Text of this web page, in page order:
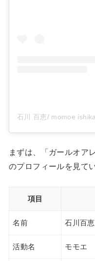
まずは、「ガールオア
のプロフィールを見て
項目
名前 石川百
活動名 モモエ